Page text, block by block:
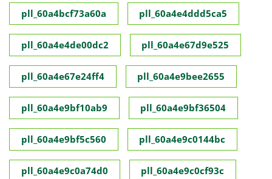
pll_60a4bcf73a60a pll_60a4e4ddd5ca5
pll_60a4e4de00dc2 pll_60a4e67d9e525
pll_60a4e67e24ff4 pll_60a4e9bee2655
pll_60a4e9bf10ab9 pll_60a4e9bf36504
pll_60a4e9bf5c560 pll_60a4e9c0144bc
pll_60a4e9c0a74d0 pll_60a4e9c0cf93c